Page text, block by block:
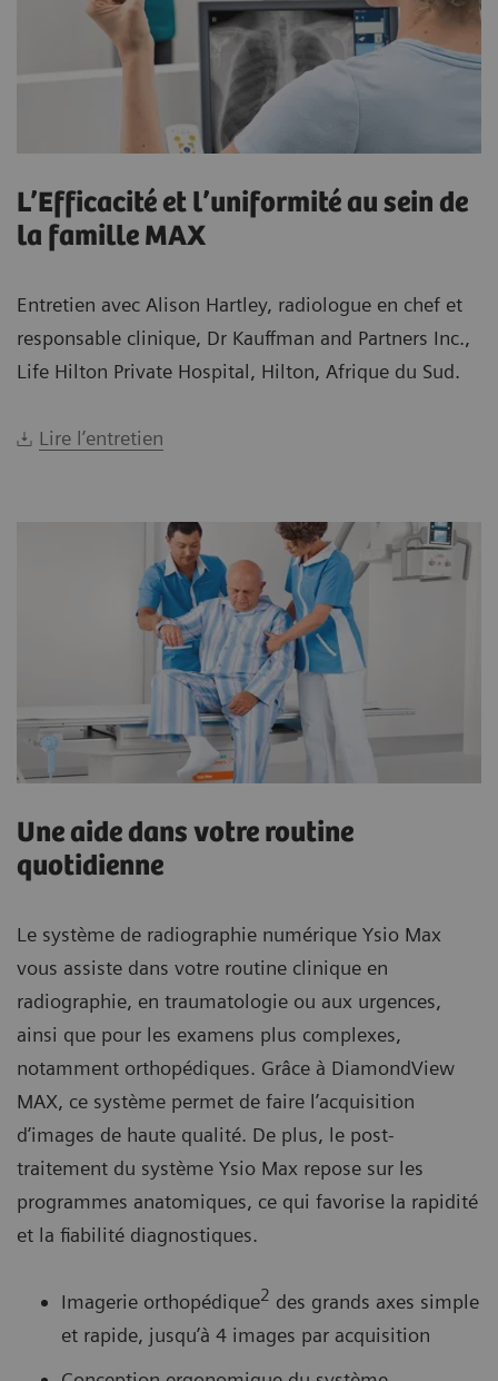
L’Efficacité et l’uniformité au sein de
la famille MAX
Entretien avec Alison Hartley, radiologue en chef et
responsable clinique, Dr Kauffman and Partners Inc.,
Life Hilton Private Hospital, Hilton, Afrique du Sud.
Lire l’entretien
Une aide dans votre routine
quotidienne
Le système de radiographie numérique Ysio Max
vous assiste dans votre routine clinique en
radiographie, en traumatologie ou aux urgences,
ainsi que pour les examens plus complexes,
notamment orthopédiques. Grâce à DiamondView
MAX, ce système permet de faire l’acquisition
d’images de haute qualité. De plus, le post-
traitement du système Ysio Max repose sur les
programmes anatomiques, ce qui favorise la rapidité
et la fiabilité diagnostiques.
Imagerie orthopédique2 des grands axes simple
et rapide, jusqu’à 4 images par acquisition